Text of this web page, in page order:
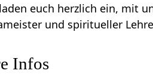
euch herzlich ein, mit
und spiritueller
Infos